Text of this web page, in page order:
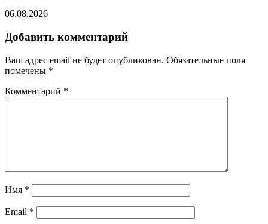
06.08.2026
Добавить комментарий
Ваш адрес email не будет опубликован. Обязательные поля
помечены *
Комментарий *
Имя *
Email *